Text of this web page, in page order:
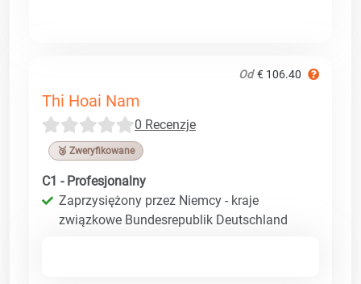
Od € 106.40
Thi Hoai Nam
0 Recenzje
🥉 Zweryfikowane
C1 - Profesjonalny
Zaprzysiężony przez Niemcy - kraje
związkowe Bundesrepublik Deutschland